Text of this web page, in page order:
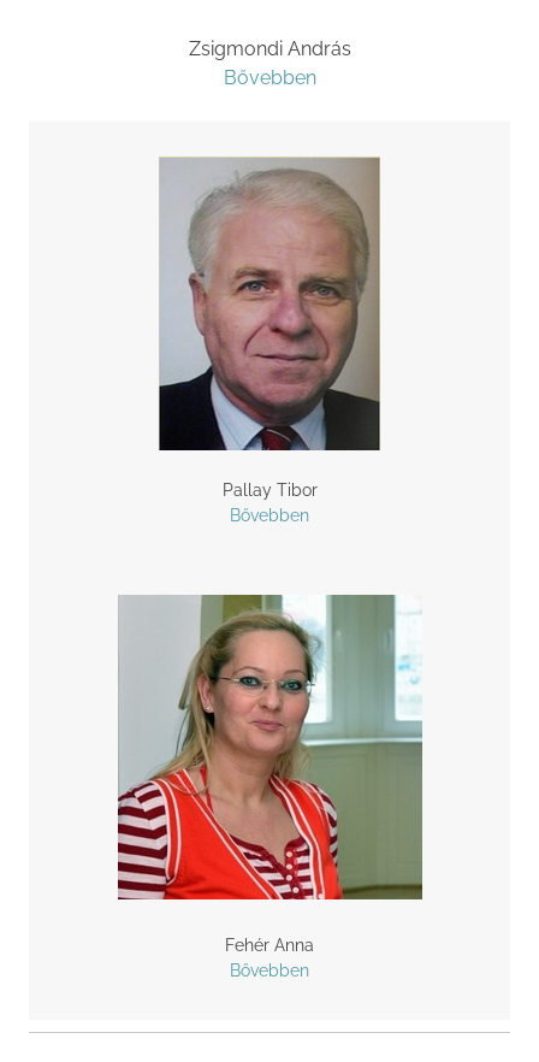
Zsigmondi András
Bővebben
Pallay Tibor
​Bővebben
Fehér Anna
Bővebben